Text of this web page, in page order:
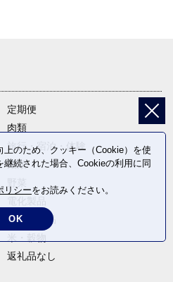
定期便
肉類
旅行・宿泊・体験
麺類
卵・乳製品
返礼品なし
のため、クッキー（Cookie）を使
続された場合、Cookieの利用に同
リシーをお読みください。
OK